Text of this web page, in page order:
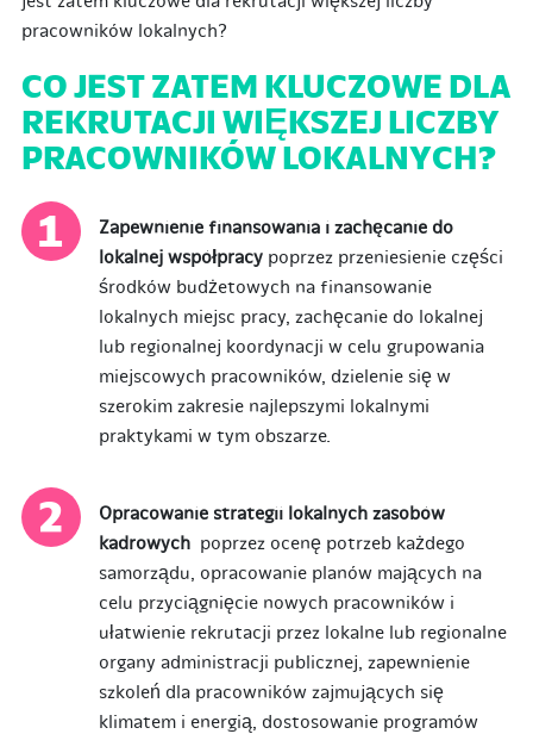
pracowników lokalnych?
CO JEST ZATEM KLUCZOWE DLA
REKRUTACJI WIĘKSZEJ LICZBY
PRACOWNIKÓW LOKALNYCH?
Zapewnienie finansowania i zachęcanie do
lokalnej współpracypoprzez przeniesienie części
środków budżetowych na finansowanie
lokalnych miejsc pracy, zachęcanie do lokalnej
lub regionalnej koordynacji w celu grupowania
miejscowych pracowników, dzielenie się w
szerokim zakresie najlepszymi lokalnymi
praktykami w tym obszarze.
Opracowanie strategii lokalnych zasobów
kadrowych poprzez ocenę potrzeb każdego
samorządu, opracowanie planów mających na
celu przyciągnięcie nowych pracowników i
ułatwienie rekrutacji przez lokalne lub regionalne
organy administracji publicznej, zapewnienie
szkoleń dla pracowników zajmujących się
klimatem i energią, dostosowanie programów